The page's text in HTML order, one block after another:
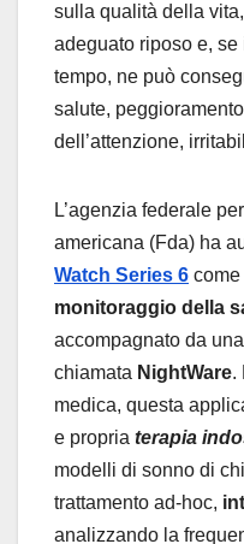
sulla qualità della
adeguato riposo e, se
tempo, ne può
salute,
dell’attenzione,
L’agenzia federale
americana (Fda) ha
Watch Series 6 come
monitoraggio della
accompagnato da
chiamata NightWare.
medica, questa
e propria terapia
modelli di sonno di
trattamento ad-hoc,
analizzando la